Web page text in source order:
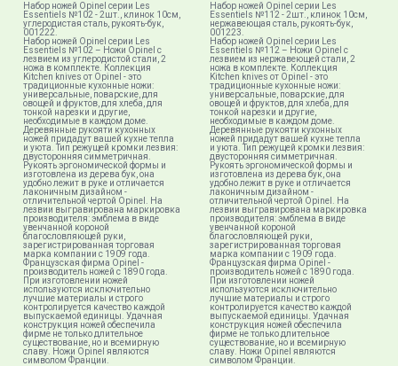
Набор ножей Opinel серии Les
Essentiels №102 - 2шт., клинок 10см,
углеродистая сталь, рукоять-бук,
001222.
Набор ножей Opinel серии Les
Essentiels №102 – Ножи Opinel с
лезвием из углеродистой стали, 2
ножа в комплекте. Коллекция
Kitchen knives от Opinel - это
традиционные кухонные ножи:
универсальные, поварские, для
овощей и фруктов, для хлеба, для
тонкой нарезки и другие,
необходимые в каждом доме.
Деревянные рукояти кухонных
ножей придадут вашей кухне тепла
и уюта. Тип режущей кромки лезвия:
двусторонняя симметричная.
Рукоять эргономической формы и
изготовлена из дерева бук, она
удобно лежит в руке и отличается
лаконичным дизайном -
отличительной чертой Opinel. На
лезвии выгравирована маркировка
производителя: эмблема в виде
увенчанной короной
благословляющей руки,
зарегистрированная торговая
марка компании с 1909 года.
Французская фирма Opinel -
производитель ножей с 1890 года.
При изготовлении ножей
используются исключительно
лучшие материалы и строго
контролируется качество каждой
выпускаемой единицы. Удачная
конструкция ножей обеспечила
фирме не только длительное
существование, но и всемирную
славу. Ножи Opinel являются
символом Франции.
Набор ножей Opinel серии Les
Essentiels №112 - 2шт., клинок 10см,
нержавеющая сталь, рукоять-бук,
001223.
Набор ножей Opinel серии Les
Essentiels №112 – Ножи Opinel с
лезвием из нержавеющей стали, 2
ножа в комплекте. Коллекция
Kitchen knives от Opinel - это
традиционные кухонные ножи:
универсальные, поварские, для
овощей и фруктов, для хлеба, для
тонкой нарезки и другие,
необходимые в каждом доме.
Деревянные рукояти кухонных
ножей придадут вашей кухне тепла
и уюта. Тип режущей кромки лезвия:
двусторонняя симметричная.
Рукоять эргономической формы и
изготовлена из дерева бук, она
удобно лежит в руке и отличается
лаконичным дизайном -
отличительной чертой Opinel. На
лезвии выгравирована маркировка
производителя: эмблема в виде
увенчанной короной
благословляющей руки,
зарегистрированная торговая
марка компании с 1909 года.
Французская фирма Opinel -
производитель ножей с 1890 года.
При изготовлении ножей
используются исключительно
лучшие материалы и строго
контролируется качество каждой
выпускаемой единицы. Удачная
конструкция ножей обеспечила
фирме не только длительное
существование, но и всемирную
славу. Ножи Opinel являются
символом Франции.